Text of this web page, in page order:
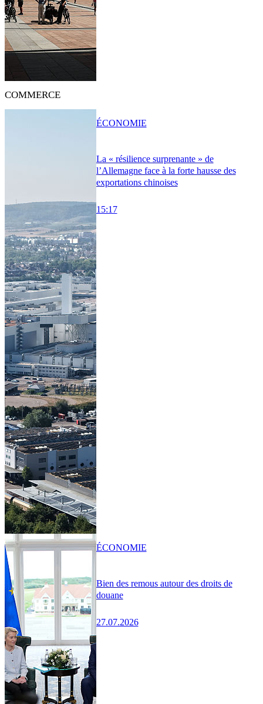
COMMERCE
La « résilience surprenante » de
l’Allemagne face à la forte hausse des
exportations chinoises
15:17
ÉCONOMIE
Bien des remous autour des droits de
douane
27.07.2026
ÉCONOMIE